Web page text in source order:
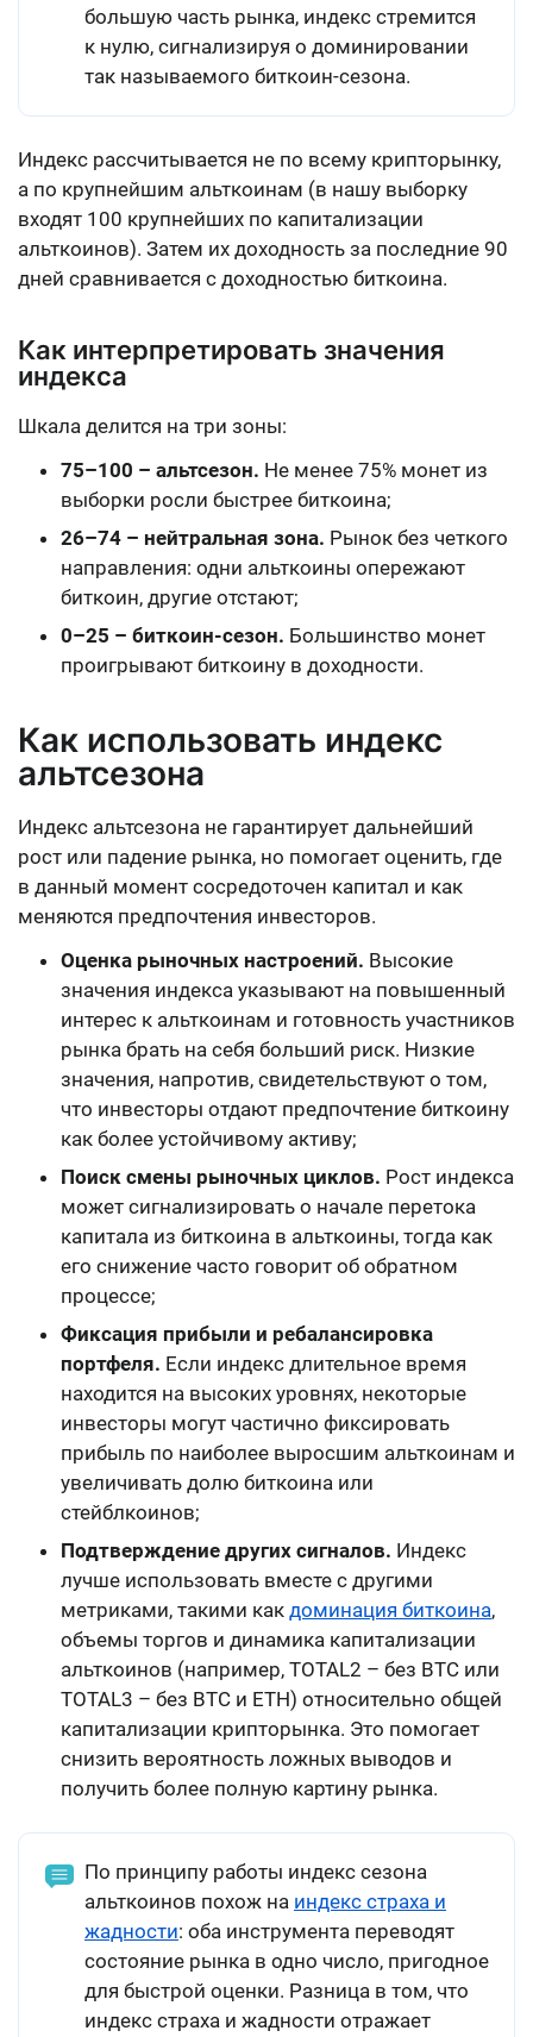
большую часть рынка, индекс стремится
к нулю, сигнализируя о доминировании
так называемого биткоин-сезона.
Индекс рассчитывается не по всему крипторынку,
а по крупнейшим альткоинам (в нашу выборку
входят 100 крупнейших по капитализации
альткоинов). Затем их доходность за последние 90
дней сравнивается с доходностью биткоина.
Как интерпретировать значения
индекса
Шкала делится на три зоны:
75–100 – альтсезон. Не менее 75% монет из
выборки росли быстрее биткоина;
26–74 – нейтральная зона. Рынок без четкого
направления: одни альткоины опережают
биткоин, другие отстают;
0–25 – биткоин-сезон. Большинство монет
проигрывают биткоину в доходности.
Как использовать индекс
альтсезона
Индекс альтсезона не гарантирует дальнейший
рост или падение рынка, но помогает оценить, где
в данный момент сосредоточен капитал и как
меняются предпочтения инвесторов.
Оценка рыночных настроений. Высокие
значения индекса указывают на повышенный
интерес к альткоинам и готовность участников
рынка брать на себя больший риск. Низкие
значения, напротив, свидетельствуют о том,
что инвесторы отдают предпочтение биткоину
как более устойчивому активу;
Поиск смены рыночных циклов. Рост индекса
может сигнализировать о начале перетока
капитала из биткоина в альткоины, тогда как
его снижение часто говорит об обратном
процессе;
Фиксация прибыли и ребалансировка
портфеля. Если индекс длительное время
находится на высоких уровнях, некоторые
инвесторы могут частично фиксировать
прибыль по наиболее выросшим альткоинам и
увеличивать долю биткоина или
стейблкоинов;
Подтверждение других сигналов. Индекс
лучше использовать вместе с другими
метриками, такими как доминация биткоина,
объемы торгов и динамика капитализации
альткоинов (например, TOTAL2 – без BTC или
TOTAL3 – без BTC и ETH) относительно общей
капитализации крипторынка. Это помогает
снизить вероятность ложных выводов и
получить более полную картину рынка.
По принципу работы индекс сезона
альткоинов похож на индекс страха и
жадности: оба инструмента переводят
состояние рынка в одно число, пригодное
для быстрой оценки. Разница в том, что
индекс страха и жадности отражает